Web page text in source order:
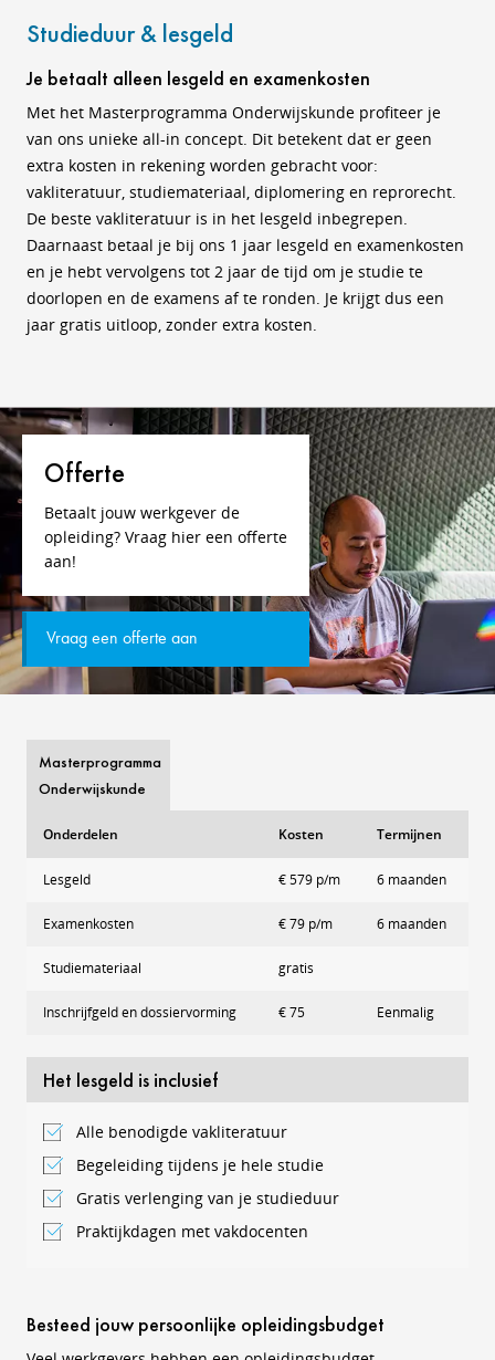
Studieduur & lesgeld
Je betaalt alleen lesgeld en examenkosten
Met het Masterprogramma Onderwijskunde profiteer je
van ons unieke all-in concept. Dit betekent dat er geen
extra kosten in rekening worden gebracht voor:
vakliteratuur, studiemateriaal, diplomering en reprorecht.
De beste vakliteratuur is in het lesgeld inbegrepen.
Daarnaast betaal je bij ons 1 jaar lesgeld en examenkosten
en je hebt vervolgens tot 2 jaar de tijd om je studie te
doorlopen en de examens af te ronden. Je krijgt dus een
jaar gratis uitloop, zonder extra kosten.
Offerte
Betaalt jouw werkgever de
opleiding? Vraag hier een offerte
aan!
Vraag een offerte aan
Masterprogramma
Onderwijskunde
Onderdelen Kosten Termijnen
Lesgeld € 579 p/m 6 maanden
Examenkosten € 79 p/m 6 maanden
Studiemateriaal gratis
Inschrijfgeld en dossiervorming € 75 Eenmalig
Het lesgeld is inclusief
Alle benodigde vakliteratuur
Begeleiding tijdens je hele studie
Gratis verlenging van je studieduur
Praktijkdagen met vakdocenten
Besteed jouw persoonlijke opleidingsbudget